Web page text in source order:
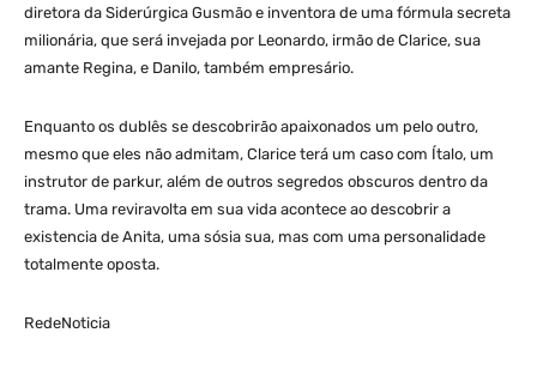
diretora da Siderúrgica Gusmão e inventora de uma fórmula secreta
milionária, que será invejada por Leonardo, irmão de Clarice, sua
amante Regina, e Danilo, também empresário.
Enquanto os dublês se descobrirão apaixonados um pelo outro,
mesmo que eles não admitam, Clarice terá um caso com Ítalo, um
instrutor de parkur, além de outros segredos obscuros dentro da
trama. Uma reviravolta em sua vida acontece ao descobrir a
existencia de Anita, uma sósia sua, mas com uma personalidade
totalmente oposta.
RedeNoticia